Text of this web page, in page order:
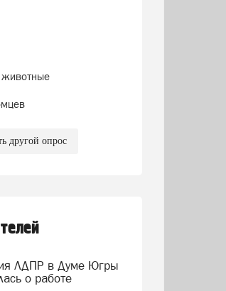
животные
другой опрос
ЛДПР в Думе Югры
о работе